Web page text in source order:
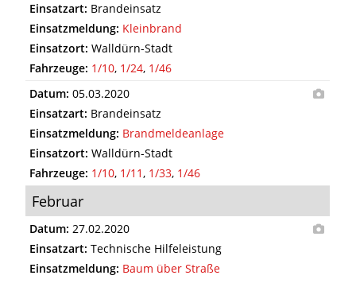
Einsatzart: Brandeinsatz
Einsatzmeldung: Kleinbrand
Einsatzort: Walldürn-Stadt
Fahrzeuge: 1/10, 1/24, 1/46
Datum: 05.03.2020
Einsatzart: Brandeinsatz
Einsatzmeldung: Brandmeldeanlage
Einsatzort: Walldürn-Stadt
Fahrzeuge: 1/10, 1/11, 1/33, 1/46
Februar
Datum: 27.02.2020
Einsatzart: Technische Hilfeleistung
Einsatzmeldung: Baum über Straße